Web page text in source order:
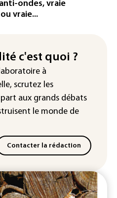
la fuite des
un record
ondes, vraie
vraie...
c'est quoi ?
à
scrutez les
aux grands débats
le monde de
Contacter la rédaction